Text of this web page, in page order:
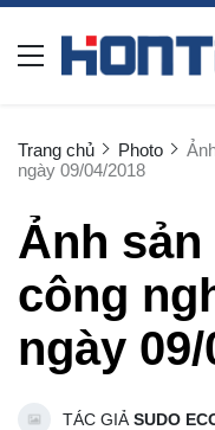
Trang chủ Photo
ngày 09/04/2018
Ảnh sản
công
ngày 09/
TÁC GIẢ SUDO